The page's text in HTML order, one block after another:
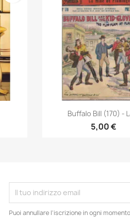

Buffalo Bill (170) -
5,00 €
Puoi annullare l'iscrizione in ogni